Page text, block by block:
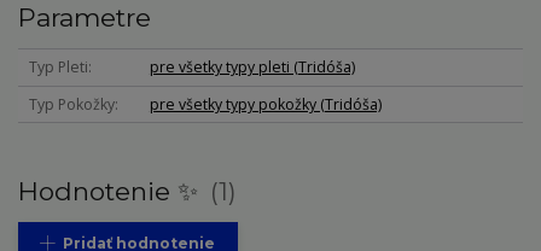
Parametre
Typ Pleti
pre všetky typy pleti (Tridóša)
Typ Pokožky
pre všetky typy pokožky (Tridóša)
Hodnotenie ✨ 1
Pridať hodnotenie